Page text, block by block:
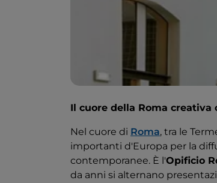
Il cuore della Roma creativa
Nel cuore di Roma, tra le
importanti d'Europa per la
contemporanee. È l'Opificio
da anni si alternano